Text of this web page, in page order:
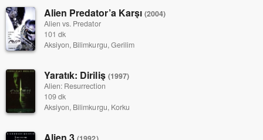
Alien Predator’a Karşı (2004)
Alien vs. Predator
101 dk
Aksiyon, Bilimkurgu, Gerilim
Yaratık: Diriliş (1997)
Alien: Resurrection
109 dk
Aksiyon, Bilimkurgu, Korku
Alien 3